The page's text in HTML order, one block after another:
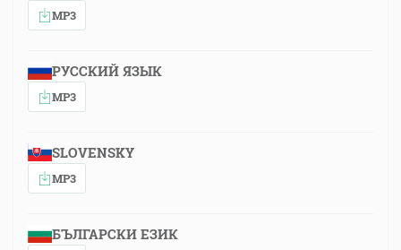
MP3
РУССКИЙ ЯЗЫК
MP3
SLOVENSKY
MP3
БЪЛГАРСКИ ЕЗИК